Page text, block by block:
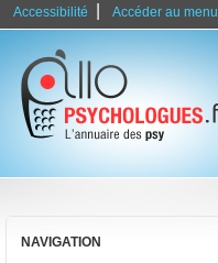
Accessibilité Accéder au menu
NAVIGATION